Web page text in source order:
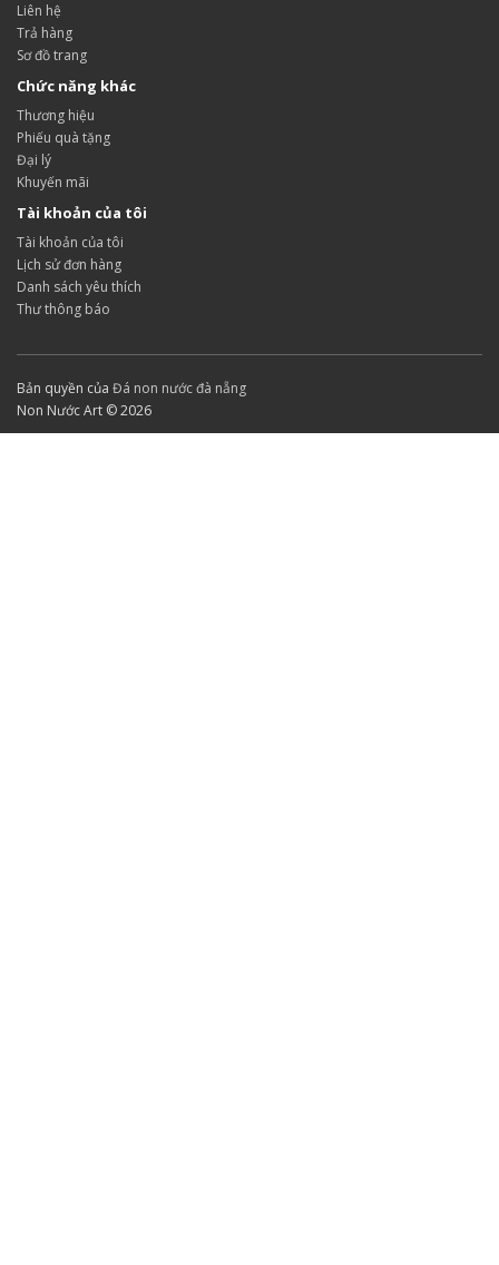
Liên hệ
Trả hàng
Sơ đồ trang
Chức năng khác
Thương hiệu
Phiếu quà tặng
Đại lý
Khuyến mãi
Tài khoản của tôi
Tài khoản của tôi
Lịch sử đơn hàng
Danh sách yêu thích
Thư thông báo
Bản quyền của Đá non nước đà nẵng
Non Nước Art © 2026